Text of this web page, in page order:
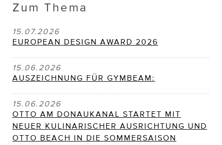
Zum Thema
15.07.2026
EUROPEAN DESIGN AWARD 2026
15.06.2026
AUSZEICHNUNG FÜR GYMBEAM:
15.06.2026
OTTO AM DONAUKANAL STARTET MIT
NEUER KULINARISCHER AUSRICHTUNG UND
OTTO BEACH IN DIE SOMMERSAISON